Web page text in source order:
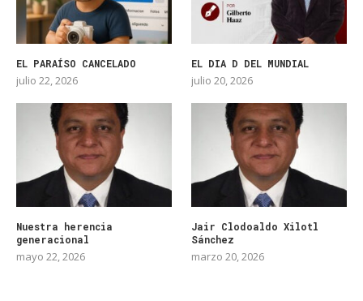
EL PARAÍSO CANCELADO
julio 22, 2026
EL DIA D DEL MUNDIAL
julio 20, 2026
Nuestra herencia
generacional
mayo 22, 2026
Jair Clodoaldo Xilotl
Sánchez
marzo 20, 2026